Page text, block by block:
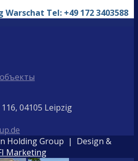
Tel: +49 172 3403588
04105 Leipzig
Holding Group | Design &
Marketing